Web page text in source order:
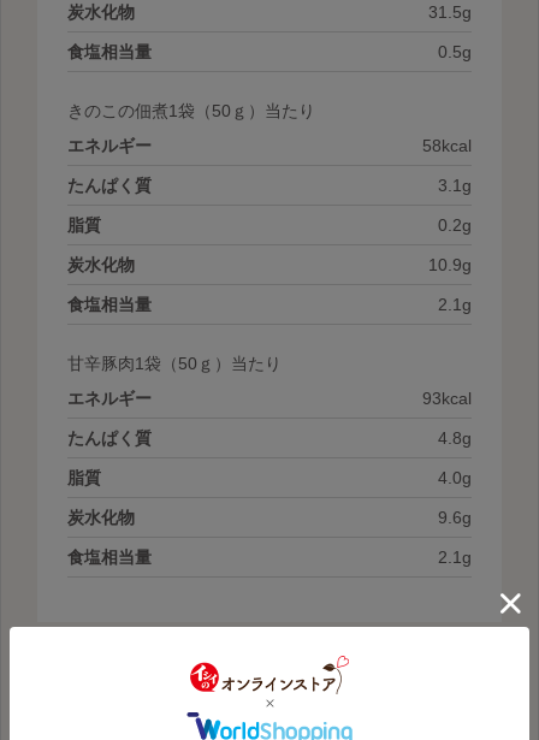
炭水化物 31.5g
食塩相当量 0.5g
きのこの佃煮1袋 （50ｇ）当たり
エネルギー
58kcal
たんぱく質 3.1g
脂質 0.2g
炭水化物 10.9g
食塩相当量 2.1g
甘辛豚肉1袋 （50ｇ）当たり
エネルギー
93kcal
たんぱく質 4.8g
脂質 4.0g
炭水化物 9.6g
食塩相当量 2.1g